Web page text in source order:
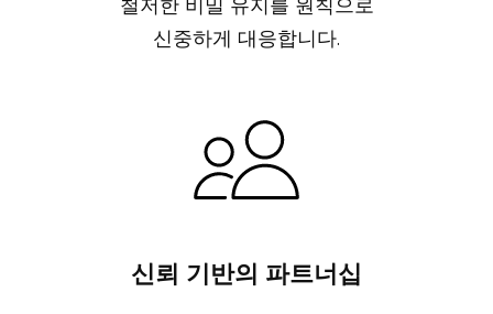
철저한 비밀 유지를 원칙으로
신중하게 대응합니다.
신뢰 기반의 파트너십